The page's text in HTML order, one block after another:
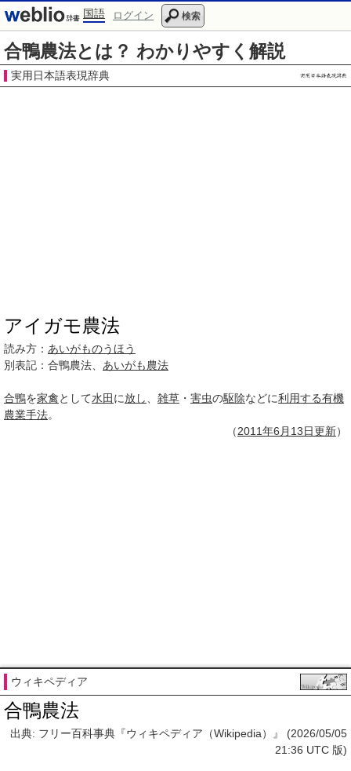
国語 ログイン 検索
合鴨農法とは？ わかりやすく解説
実用日本語表現辞典
アイガモ農法
読み方： あいがものうほう
別表記： 合鴨農法、 あいがも農法
合鴨を家禽として水田 に放し 雑草 ・ 害虫の駆除などに利用する有機
農業手法。
（2011年6月 13日更新）
ウィキペディア
合鴨農法
出典: フリー百科事典『ウィキペディア（Wikipedia）』 (2026/05/05
21:36 UTC 版)